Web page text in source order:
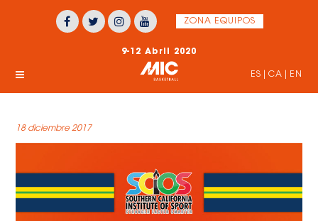
ZONA EQUIPOS
9-12 Abril 2020
ES CA EN
18 diciembre 2017